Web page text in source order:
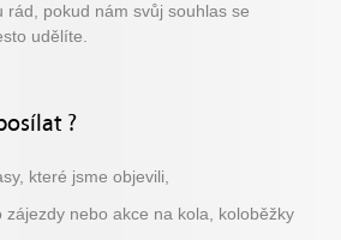
rád, pokud nám svůj souhlas se
udělíte.
?
které jsme objevili,
zájezdy nebo akce na kola, koloběžky